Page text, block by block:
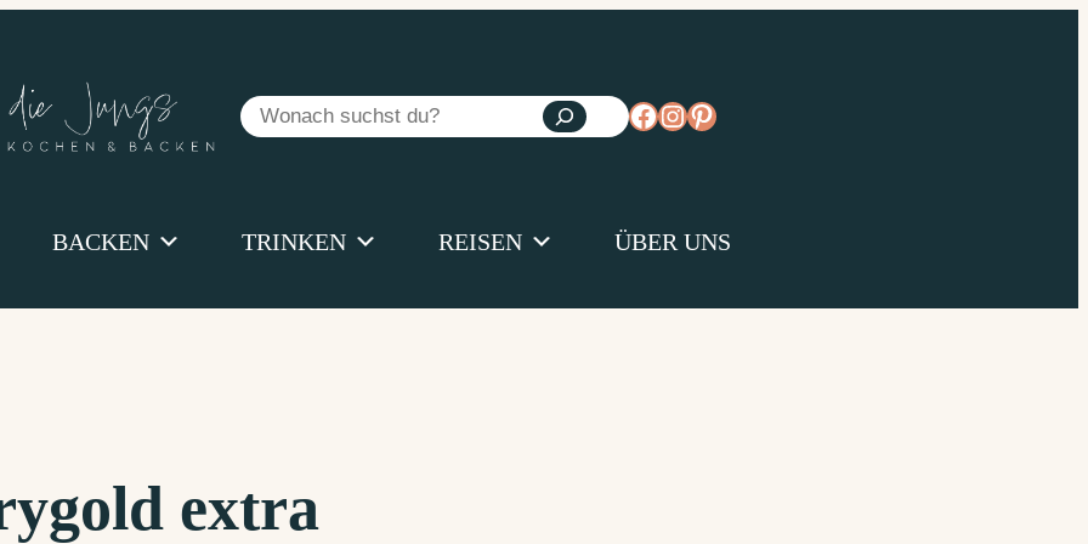
Suchen
https://www.facebook.com/
https://www.instagram.com/
https://www.pinterest.de/diejungs/
BACKEN TRINKEN REISEN ÜBER UNS
extra